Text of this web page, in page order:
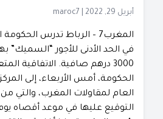
أبريل 29, 2022 maroc7
المغرب7 – الرباط تدرس
في الحد الأدنى للأجور
3000 درهم صافية. الاتفاقية
الحكومة، أمس الأربعاء، إلى
العام لمقاولات المغرب، والتي